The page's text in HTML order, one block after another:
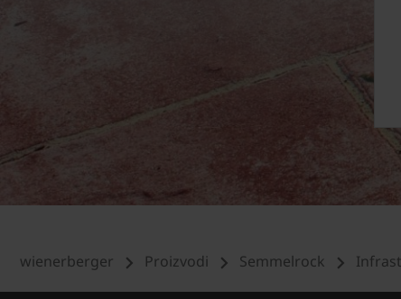
wienerberger Proizvodi Semmelrock